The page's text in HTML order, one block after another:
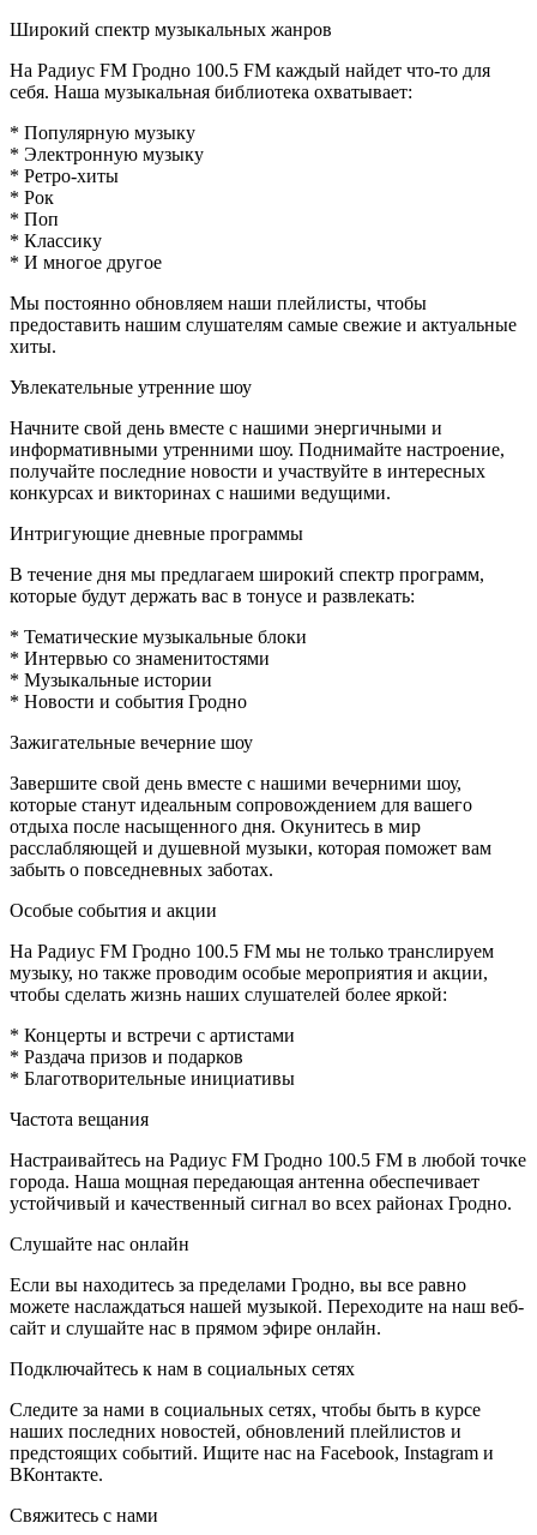
Широкий спектр музыкальных жанров
На Радиус FM Гродно 100.5 FM каждый найдет что-то для
себя. Наша музыкальная библиотека охватывает:
* Популярную музыку
* Электронную музыку
* Ретро-хиты
* Рок
* Поп
* Классику
* И многое другое
Мы постоянно обновляем наши плейлисты, чтобы
предоставить нашим слушателям самые свежие и актуальные
хиты.
Увлекательные утренние шоу
Начните свой день вместе с нашими энергичными и
информативными утренними шоу. Поднимайте настроение,
получайте последние новости и участвуйте в интересных
конкурсах и викторинах с нашими ведущими.
Интригующие дневные программы
В течение дня мы предлагаем широкий спектр программ,
которые будут держать вас в тонусе и развлекать:
* Тематические музыкальные блоки
* Интервью со знаменитостями
* Музыкальные истории
* Новости и события Гродно
Зажигательные вечерние шоу
Завершите свой день вместе с нашими вечерними шоу,
которые станут идеальным сопровождением для вашего
отдыха после насыщенного дня. Окунитесь в мир
расслабляющей и душевной музыки, которая поможет вам
забыть о повседневных заботах.
Особые события и акции
На Радиус FM Гродно 100.5 FM мы не только транслируем
музыку, но также проводим особые мероприятия и акции,
чтобы сделать жизнь наших слушателей более яркой:
* Концерты и встречи с артистами
* Раздача призов и подарков
* Благотворительные инициативы
Частота вещания
Настраивайтесь на Радиус FM Гродно 100.5 FM в любой точке
города. Наша мощная передающая антенна обеспечивает
устойчивый и качественный сигнал во всех районах Гродно.
Слушайте нас онлайн
Если вы находитесь за пределами Гродно, вы все равно
можете наслаждаться нашей музыкой. Переходите на наш веб-
сайт и слушайте нас в прямом эфире онлайн.
Подключайтесь к нам в социальных сетях
Следите за нами в социальных сетях, чтобы быть в курсе
наших последних новостей, обновлений плейлистов и
предстоящих событий. Ищите нас на Facebook, Instagram и
ВКонтакте.
Свяжитесь с нами